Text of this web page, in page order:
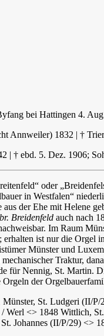
bei Hattingen 4.
Annweiler) 1832 | †
| † ebd. 5. Dez. 1906;
oder
in Westfalen“
aus der Ehe mit Helene
Breidenfeld auch nach
Im Raum
erhalten ist nur die
Münster und
Traktur,
für Nennig, St. Martin.
der
St. Ludgeri (II/
Werl <> 1848 Wittlich,
Johannes (II/P/29) <>